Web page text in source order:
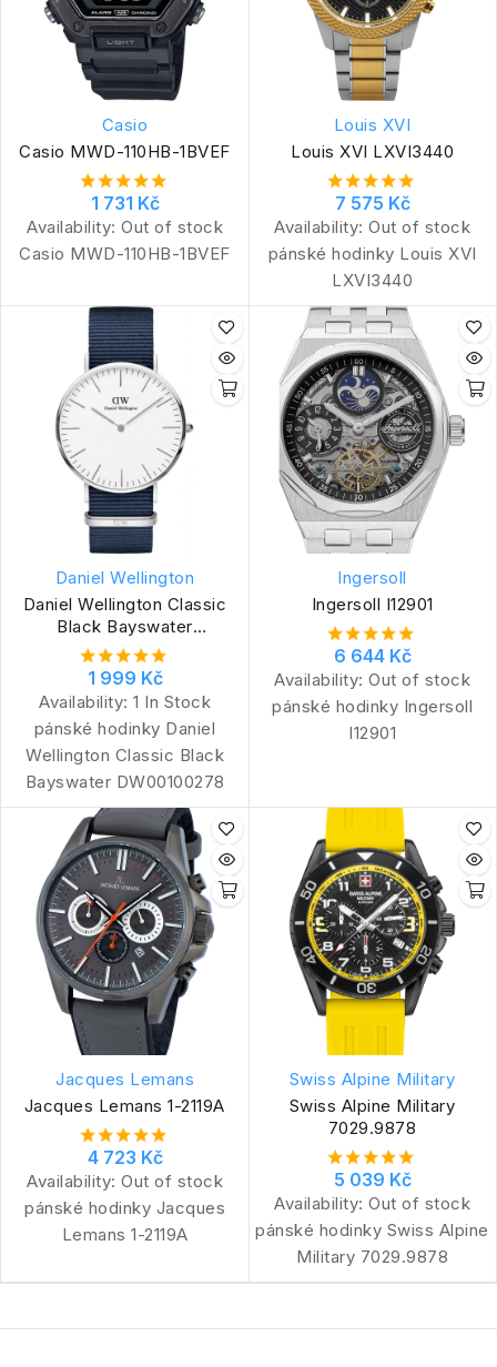
Casio
Casio MWD-110HB-1BVEF
1 731 Kč
Availability: Out of stock
Casio MWD-110HB-1BVEF
Louis XVI
Louis XVI LXVI3440
7 575 Kč
Availability: Out of stock
pánské hodinky Louis XVI
LXVI3440
Daniel Wellington
Daniel Wellington Classic
Black Bayswater
DW00100278
1 999 Kč
Availability: 1 In Stock
pánské hodinky Daniel
Wellington Classic Black
Bayswater DW00100278
Ingersoll
Ingersoll I12901
6 644 Kč
Availability: Out of stock
pánské hodinky Ingersoll
I12901
Jacques Lemans
Jacques Lemans 1-2119A
4 723 Kč
Availability: Out of stock
pánské hodinky Jacques
Lemans 1-2119A
Swiss Alpine Military
Swiss Alpine Military
7029.9878
5 039 Kč
Availability: Out of stock
pánské hodinky Swiss Alpine
Military 7029.9878